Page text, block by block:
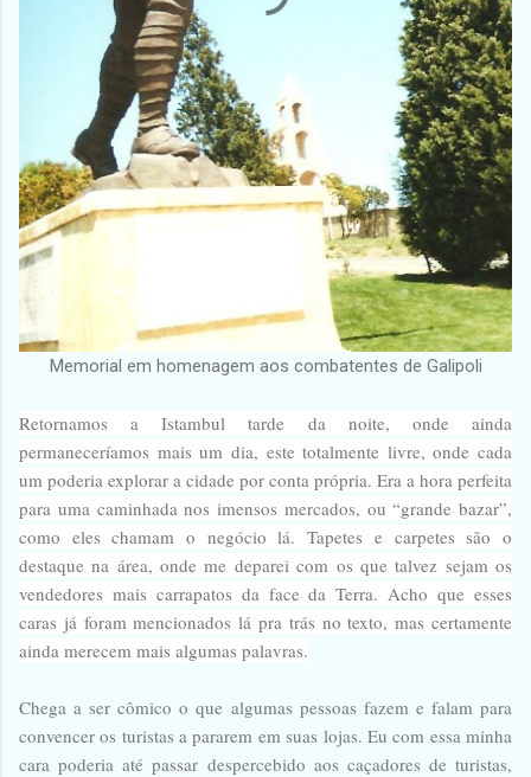
Memorial em homenagem aos combatentes de Galipoli
Retornamos a Istambul tarde da noite, onde ainda
permaneceríamos mais um dia, este totalmente livre, onde cada
um poderia explorar a cidade por conta própria. Era a hora perfeita
para uma caminhada nos imensos mercados, ou “grande bazar”,
como eles chamam o negócio lá. Tapetes e carpetes são o
destaque na área, onde me deparei com os que talvez sejam os
vendedores mais carrapatos da face da Terra. Acho que esses
caras já foram mencionados lá pra trás no texto, mas certamente
ainda merecem mais algumas palavras.
Chega a ser cômico o que algumas pessoas fazem e falam para
convencer os turistas a pararem em suas lojas. Eu com essa minha
cara poderia até passar despercebido aos caçadores de turistas,